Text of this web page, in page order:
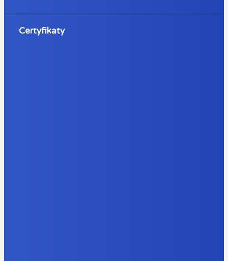
Certyfikaty